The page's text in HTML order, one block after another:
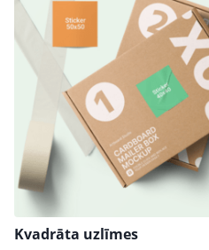
Kvadrāta uzlīmes